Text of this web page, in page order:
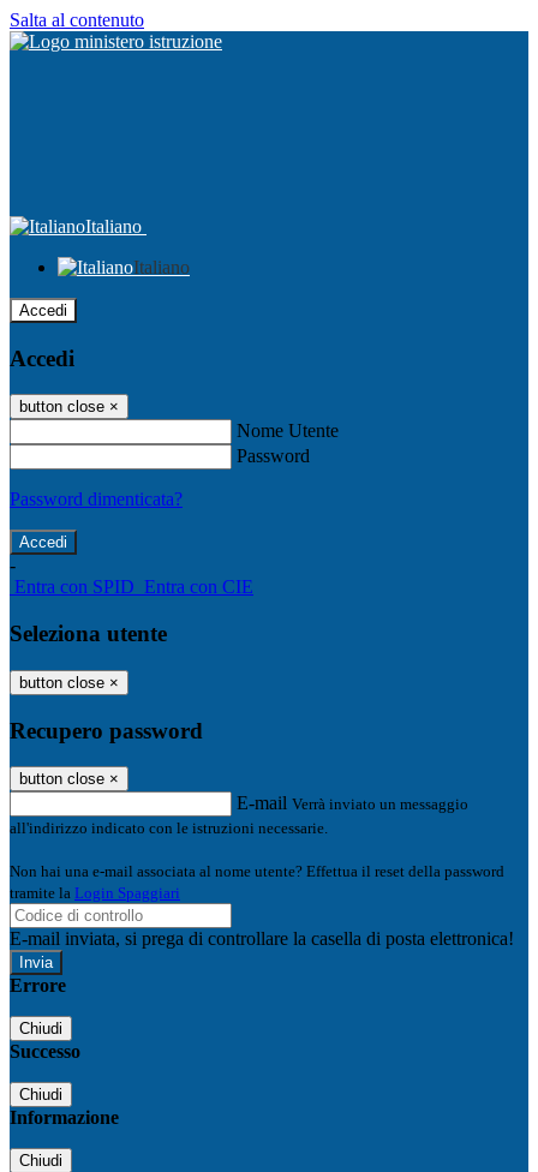
Salta al contenuto
Italiano
Italiano
Accedi
Accedi
button close ×
Nome Utente
Password
Password dimenticata?
-
Entra con SPID Entra con CIE
Seleziona utente
button close ×
Recupero password
button close ×
E-mail Verrà inviato un messaggio
all'indirizzo indicato con le istruzioni necessarie.
Non hai una e-mail associata al nome utente? Effettua il reset della password
tramite la Login Spaggiari
E-mail inviata, si prega di controllare la casella di posta elettronica!
Errore
Chiudi
Successo
Chiudi
Informazione
Chiudi